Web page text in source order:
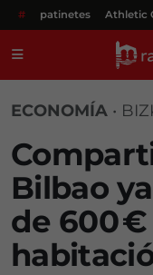
# patinetes Athletic
ECONOMÍA •
Bilbao
de 600